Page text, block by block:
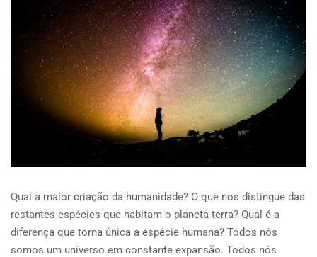
Qual a maior criação da humanidade? O que nos distingue das
restantes espécies que habitam o planeta terra? Qual é a
diferença que torna única a espécie humana? Todos nós
somos um universo em constante expansão. Todos nós